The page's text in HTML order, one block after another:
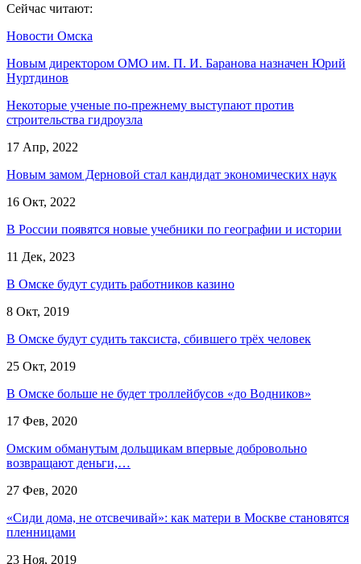
Сейчас читают:
Новости Омска
Новым директором ОМО им. П. И. Баранова назначен Юрий
Нуртдинов
Некоторые ученые по-прежнему выступают против
строительства гидроузла
17 Апр, 2022
Новым замом Дерновой стал кандидат экономических наук
16 Окт, 2022
В России появятся новые учебники по географии и истории
11 Дек, 2023
В Омске будут судить работников казино
8 Окт, 2019
В Омске будут судить таксиста, сбившего трёх человек
25 Окт, 2019
В Омске больше не будет троллейбусов «до Водников»
17 Фев, 2020
Омским обманутым дольщикам впервые добровольно
возвращают деньги,…
27 Фев, 2020
«Сиди дома, не отсвечивай»: как матери в Москве становятся
пленницами
23 Ноя, 2019